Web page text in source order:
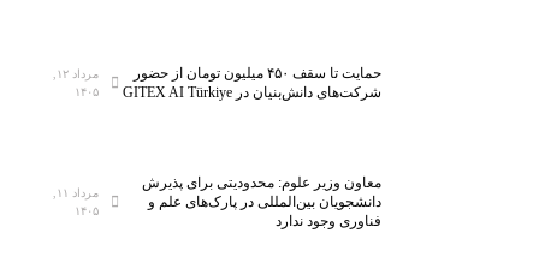
حمایت تا سقف ۴۵۰ میلیون تومان از حضور
شرکت‌های دانش‌بنیان در GITEX AI Türkiye
۱۴۰۵
معاون وزیر علوم: محدودیتی برای پذیرش
دانشجویان بین‌المللی در پارک‌های علم و
فناوری وجود ندارد
۱۴۰۵